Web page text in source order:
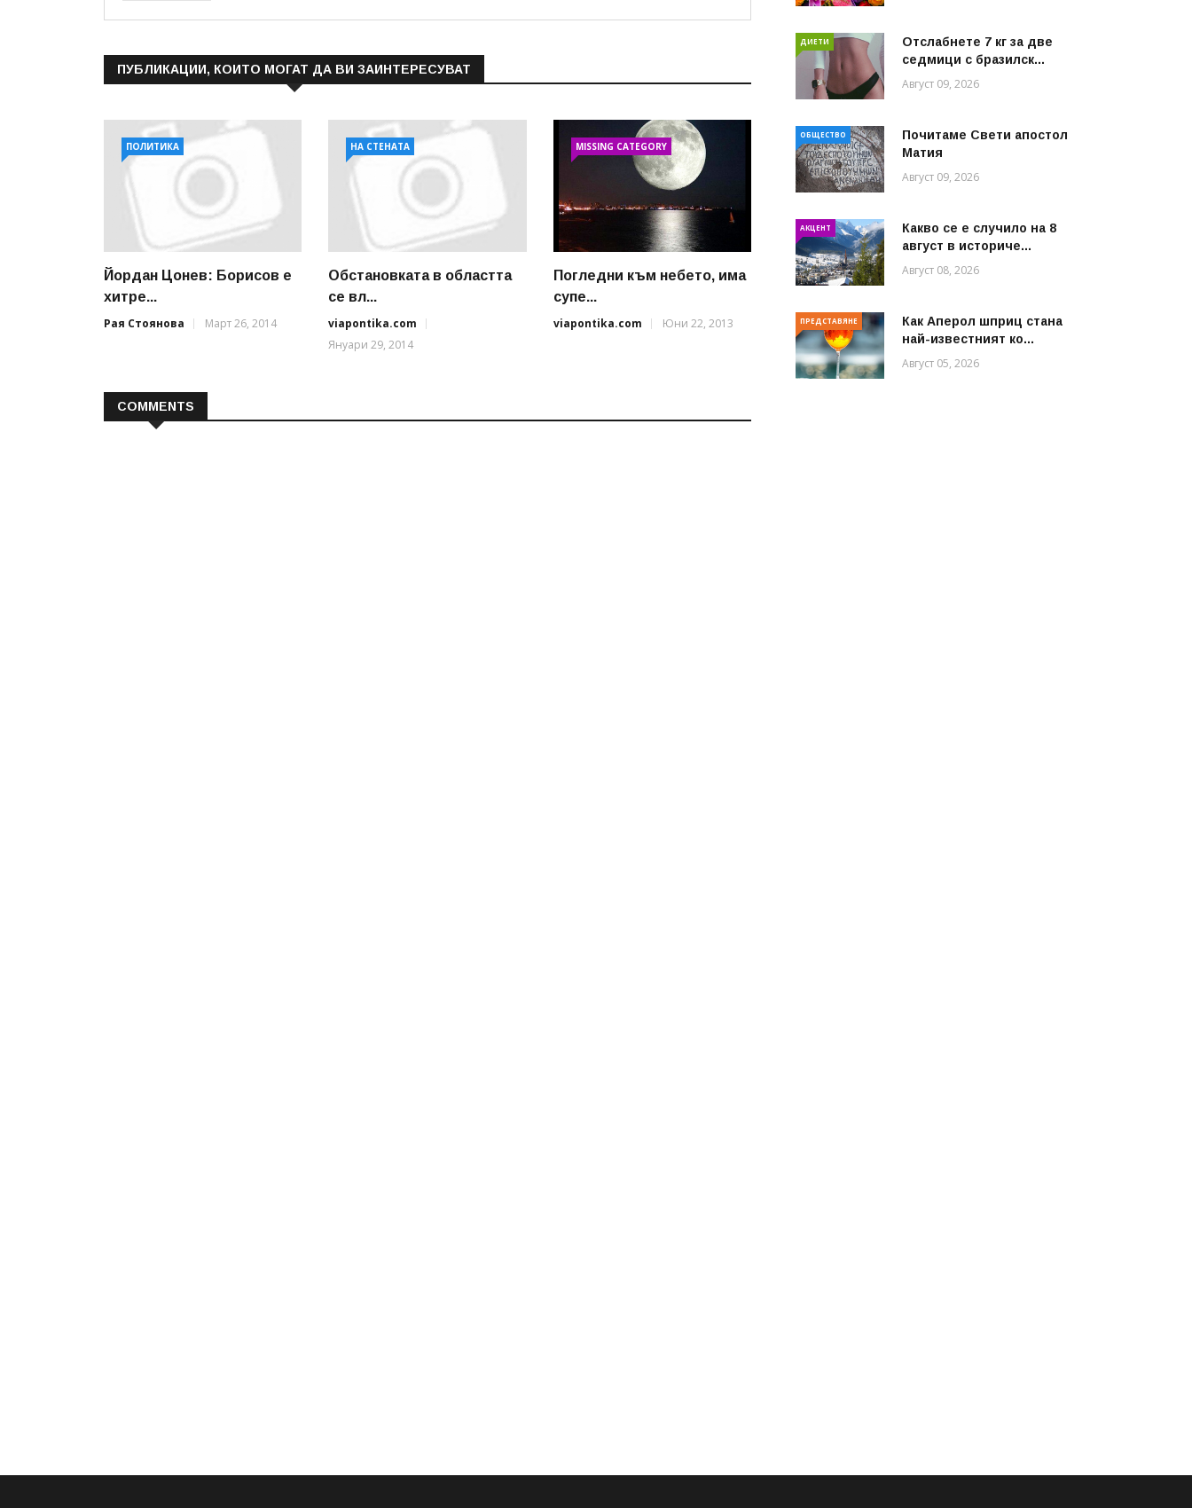
ПУБЛИКАЦИИ, КОИТО МОГАТ ДА ВИ ЗАИНТЕРЕСУВАТ
ПОЛИТИКА
Йордан Цонев: Борисов е
хитре...
Рая Стоянова
Март 26, 2014
НА СТЕНАТА
Обстановката в областта
се вл...
viapontika.com
Януари 29, 2014
MISSING CATEGORY
Погледни към небето, има
супе...
viapontika.com
Юни 22, 2013
COMMENTS
ДИЕТИ
Отслабнете 7 кг за две
седмици с бразилск...
Август 09, 2026
ОБЩЕСТВО
Почитаме Свети апостол
Матия
Август 09, 2026
АКЦЕНТ
Какво се е случило на 8
август в историче...
Август 08, 2026
ПРЕДСТАВЯНЕ
Как Аперол шприц стана
най-известният ко...
Август 05, 2026